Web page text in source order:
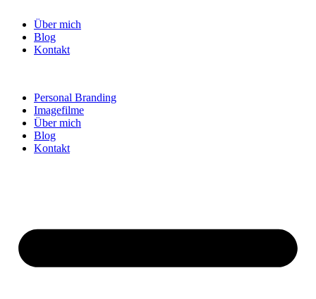
Über mich
Blog
Kontakt
Personal Branding
Imagefilme
Über mich
Blog
Kontakt